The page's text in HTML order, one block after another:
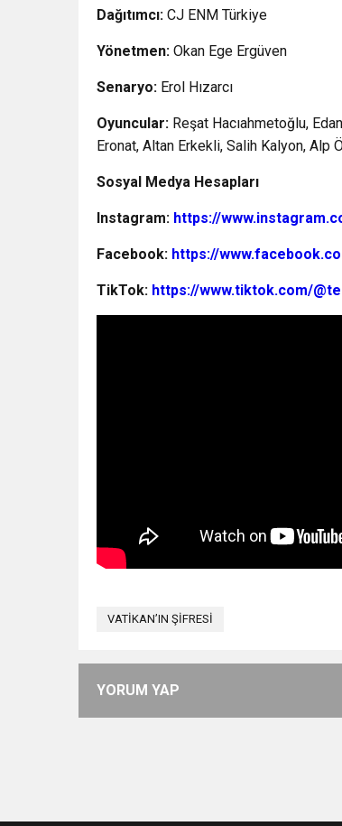
Dağıtımcı: CJ ENM Türkiye
Yönetmen: Okan Ege Ergüven
Senaryo: Erol Hızarcı
Oyuncular: Reşat Hacıahmetoğlu,
Eronat, Altan Erkekli, Salih Kalyon, Alp
Sosyal Medya Hesapları
Instagram: https://
Facebook: https://
TikTok: https://www.tiktok.com/@
VATİKAN’IN ŞİFRESİ
YORUM YAP